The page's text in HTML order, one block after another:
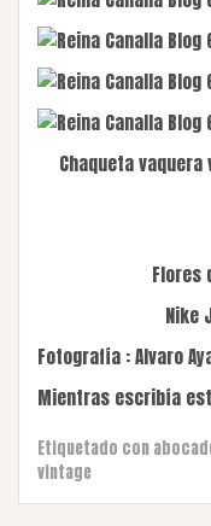
Chaqueta
Flores
Nike
Fotografía : Alvaro
Mientras escribía
Etiquetado con
vintage